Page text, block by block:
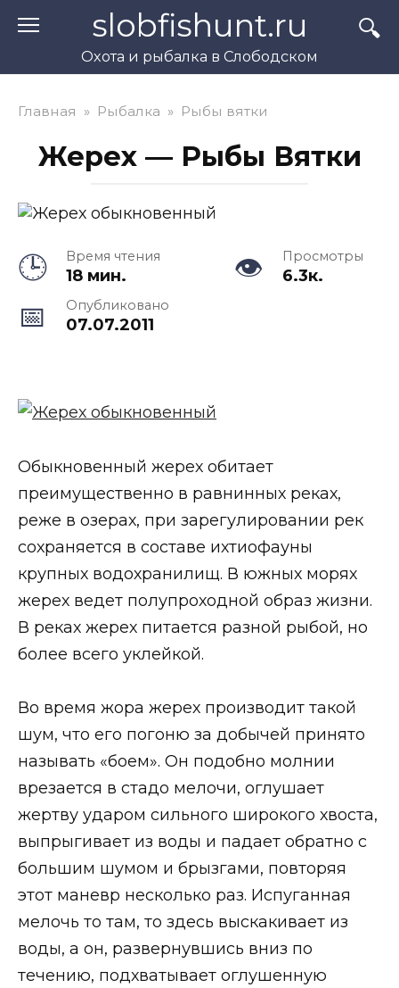
slobfishunt.ru
Охота и рыбалка в Слободском
Главная » Рыбалка » Рыбы вятки
Жерех — Рыбы Вятки
Время чтения
18 мин.
Просмотры
6.3к.
Опубликовано
07.07.2011
Обыкновенный жерех обитает
преимущественно в равнинных реках,
реже в озерах, при зарегулировании рек
сохраняется в составе ихтиофауны
крупных водохранилищ. В южных морях
жерех ведет полупроходной образ жизни.
В реках жерех питается разной рыбой, но
более всего уклейкой.
Во время жора жерех производит такой
шум, что его погоню за добычей принято
называть «боем». Он подобно молнии
врезается в стадо мелочи, оглушает
жертву ударом сильного широкого хвоста,
выпрыгивает из воды и падает обратно с
большим шумом и брызгами, повторяя
этот маневр несколько раз. Испуганная
мелочь то там, то здесь выскакивает из
воды, а он, развернувшись вниз по
течению, подхватывает оглушенную